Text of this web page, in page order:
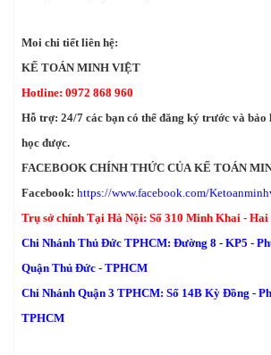
Moi chi tiết liên hệ:
KẾ TOÁN MINH VIỆT
Hotline: 0972 868 960
Hỗ trợ: 24/7 các bạn có thể đăng ký trước và
học được.
FACEBOOK CHÍNH THỨC CỦA KẾ TOÁN
Facebook: https://www.facebook.com/
Trụ sở chính Tại Hà Nội: Số 310 Minh Khai -
Chi Nhánh Thủ Đức TPHCM: Đường 8 - KP5 -
Quận Thủ Đức - TPHCM
Chi Nhánh Quận 3 TPHCM: Số 14B Kỳ Đồng -
TPHCM